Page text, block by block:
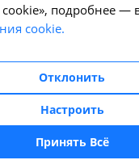
мы проводим
до 10 см2
,
. Для граждан России, у
помощь
подробнее —
cookie.
Отклонить
Настроить
Принять Всё